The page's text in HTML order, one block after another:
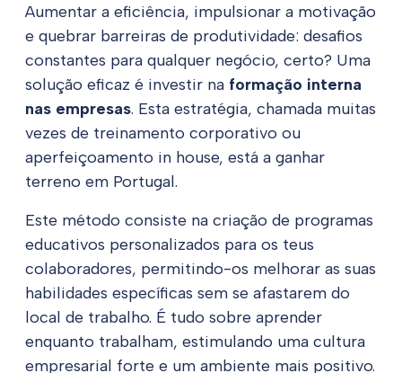
Aumentar a eficiência, impulsionar a motivação
e quebrar barreiras de produtividade: desafios
constantes para qualquer negócio, certo? Uma
solução eficaz é investir na formação interna
nas empresas. Esta estratégia, chamada muitas
vezes de treinamento corporativo ou
aperfeiçoamento in house, está a ganhar
terreno em Portugal.
Este método consiste na criação de programas
educativos personalizados para os teus
colaboradores, permitindo-os melhorar as suas
habilidades específicas sem se afastarem do
local de trabalho. É tudo sobre aprender
enquanto trabalham, estimulando uma cultura
empresarial forte e um ambiente mais positivo.